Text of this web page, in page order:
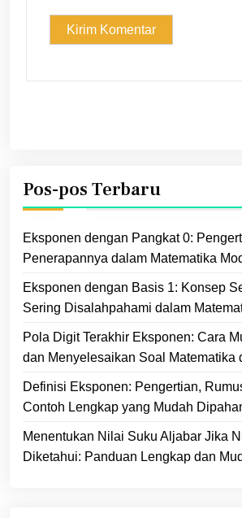
Pos-pos Terbaru
Eksponen dengan Pangkat 0:
Penerapannya dalam Matematika
Eksponen dengan Basis 1: Konsep
Sering Disalahpahami dalam
Pola Digit Terakhir Eksponen: Cara
dan Menyelesaikan Soal Matematika
Definisi Eksponen: Pengertian,
Contoh Lengkap yang Mudah
Menentukan Nilai Suku Aljabar Jika
Diketahui: Panduan Lengkap dan